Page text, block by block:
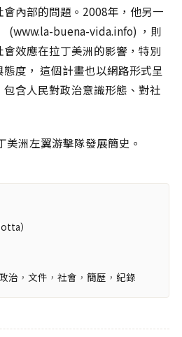
內部的問題。2008年，他另一
(www.la-buena-vida.info) ，則
效應在拉丁美洲的影響，特別
度， 這個計畫也以網路形式呈
含人民對政治意識形態、對社
洲左翼游擊隊發展簡史。
）
治 ， 文件 ， 社會 ， 簡歷 ， 紀錄